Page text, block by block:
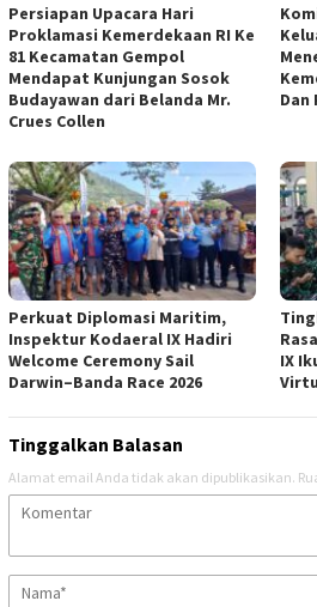
Persiapan Upacara Hari
Proklamasi Kemerdekaan RI Ke
81 Kecamatan Gempol
Mendapat Kunjungan Sosok
Budayawan dari Belanda Mr.
Crues Collen
Dan
Perkuat Diplomasi Maritim,
Inspektur Kodaeral IX Hadiri
Welcome Ceremony Sail
Darwin–Banda Race 2026
IX
Tinggalkan Balasan
Alamat email Anda tidak akan dipublikasikan.